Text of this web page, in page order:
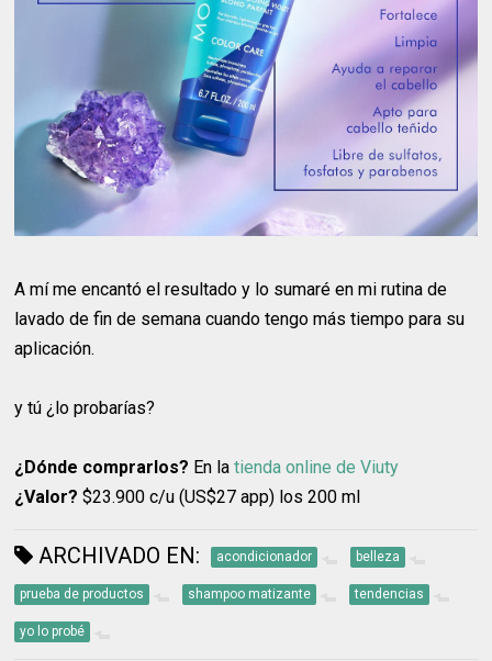
A mí me encantó el resultado y lo sumaré en mi rutina de
lavado de fin de semana cuando tengo más tiempo para su
aplicación.
y tú ¿lo probarías?
¿Dónde comprarlos? En latienda online de Viuty
¿Valor? $23.900 c/u (US$27 app) los 200 ml
ARCHIVADO EN: acondicionador belleza
prueba de productos shampoo matizante tendencias
yo lo probé